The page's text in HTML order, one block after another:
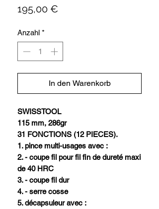
195,00 €
Anzahl *
In den Warenkorb
SWISSTOOL
115 mm, 286gr
31 FONCTIONS (12 PIECES).
1. pince multi-usages avec :
2. - coupe fil pour fil fin de dureté maxi
de 40 HRC
3. - coupe fil dur
4. - serre cosse
5. décapsuleur avec :